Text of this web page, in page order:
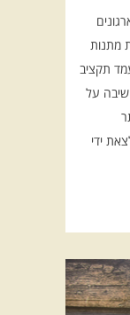
מתנות
תקציב
על
ידי